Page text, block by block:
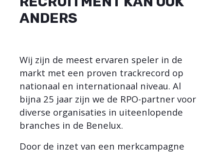
ANDERS
Wij zijn de meest ervaren speler in de
markt met een proven trackrecord op
nationaal en internationaal niveau. Al
bijna 25 jaar zijn we de RPO-partner voor
diverse organisaties in uiteenlopende
branches in de Benelux.
Door de inzet van een merkcampagne